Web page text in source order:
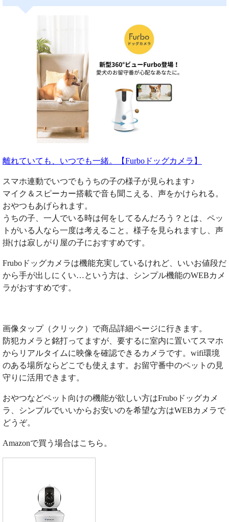
離れていても、いつでも一緒。【Furboドッグカメラ】
スマホ連動でいつでもうちの子の様子が見られます♪
マイク＆スピーカー搭載で音も聞こえる、声をかけられる。
おやつもあげられます。
うちの子、一人でいる時は何をしてるんだろう？とは、ペッ
トがいる人なら一度は考えること。様子を見られますし、声
掛けは寂しがり屋の子におすすめです。
Fruboドッグカメラは機能充実しているけれど、いいお値段だ
から手が出しにくい…という方は、シンプル機能のWEBカメ
ラがおすすめです。
画像タップ（クリック）で商品詳細ページに行きます。
防犯カメラと銘打ってますが、要するに室内に置いてスマホ
からリアルタイムに映像を確認できるカメラです。wifi環境
のある場所ならどこでも使えます。お留守番中のペットの見
守りに活用できます。
おやつなどペット向けの機能が欲しい方はFruboドッグカメ
ラ、シンプルでいいからお安いのを希望な方はWEBカメラで
どうぞ。
Amazonで買う場合はこちら。